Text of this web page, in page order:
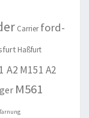
Carrier ford-
Haßfurt
A2 M151 A2
M561